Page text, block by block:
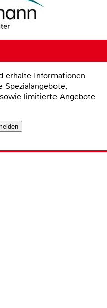
erhalte Informationen
Spezialangebote,
limitierte Angebote